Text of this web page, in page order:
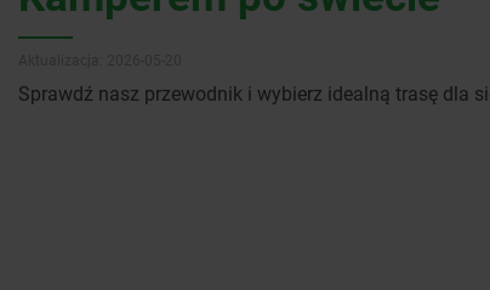
Sprawdź nasz przewodnik i wybierz idealną trasę dla